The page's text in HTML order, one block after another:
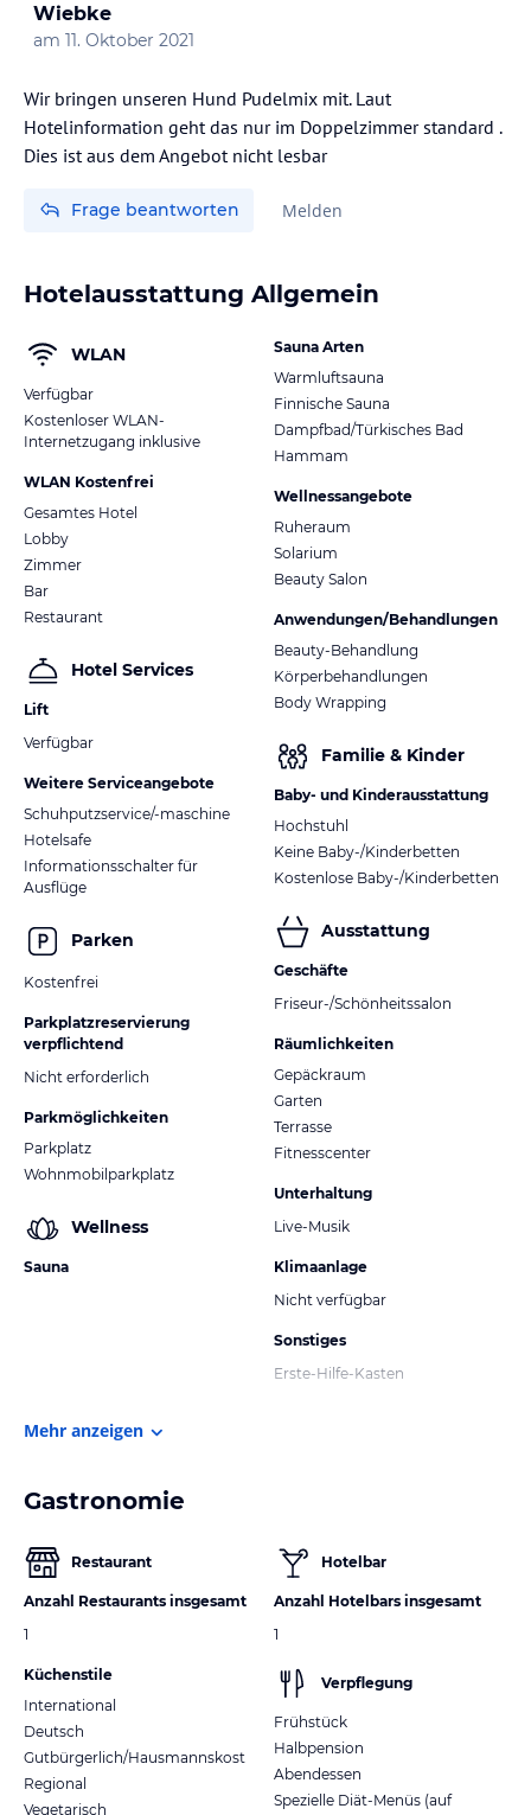
Wiebke
am 11. Oktober 2021
Wir bringen unseren Hund Pudelmix mit. Laut
Hotelinformation geht das nur im Doppelzimmer standard .
Dies ist aus dem Angebot nicht lesbar
Frage beantworten Melden
Hotelausstattung Allgemein
WLAN
Verfügbar
Kostenloser WLAN-
Internetzugang inklusive
WLAN Kostenfrei
Gesamtes Hotel
Lobby
Zimmer
Bar
Restaurant
Hotel Services
Lift
Verfügbar
Weitere Serviceangebote
Schuhputzservice/-maschine
Hotelsafe
Informationsschalter für
Ausflüge
Parken
Kostenfrei
Parkplatzreservierung
verpflichtend
Nicht erforderlich
Parkmöglichkeiten
Parkplatz
Wohnmobilparkplatz
Wellness
Sauna
Sauna Arten
Warmluftsauna
Finnische Sauna
Dampfbad/Türkisches Bad
Hammam
Wellnessangebote
Ruheraum
Solarium
Beauty Salon
Anwendungen/Behandlungen
Beauty-Behandlung
Körperbehandlungen
Body Wrapping
Familie & Kinder
Baby- und Kinderausstattung
Hochstuhl
Keine Baby-/Kinderbetten
Kostenlose Baby-/Kinderbetten
Ausstattung
Geschäfte
Friseur-/Schönheitssalon
Räumlichkeiten
Gepäckraum
Garten
Terrasse
Fitnesscenter
Unterhaltung
Live-Musik
Klimaanlage
Nicht verfügbar
Sonstiges
Erste-Hilfe-Kasten
Mehr anzeigen
Gastronomie
Restaurant
Anzahl Restaurants insgesamt
1
Küchenstile
International
Deutsch
Gutbürgerlich/Hausmannskost
Regional
Vegetarisch
Hotelbar
Anzahl Hotelbars insgesamt
1
Verpflegung
Frühstück
Halbpension
Abendessen
Spezielle Diät-Menüs (auf